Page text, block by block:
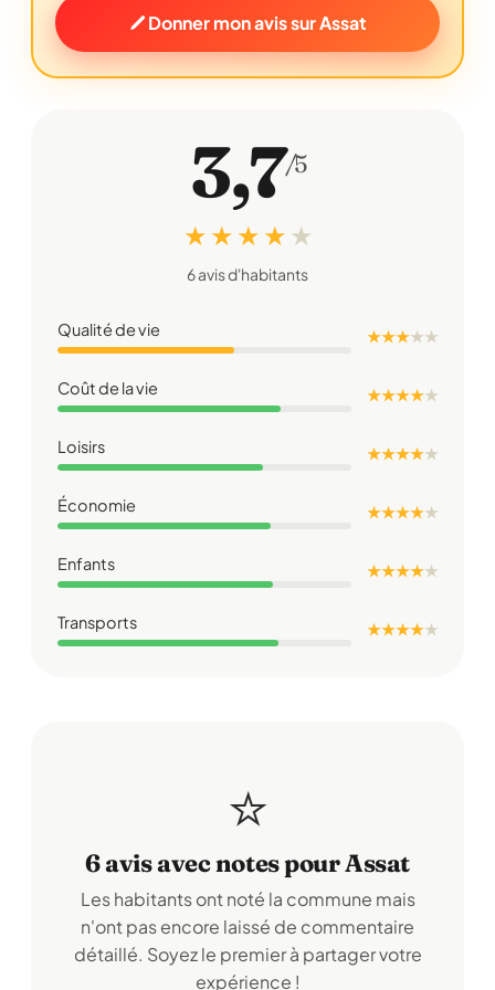
Donner mon avis sur Assat
3,7/5
★ ★ ★ ★ ★
6 avis d'habitants
Qualité de vie ★ ★ ★★★
Coût de la vie ★ ★ ★ ★★
Loisirs ★ ★ ★ ★★
Économie ★ ★ ★ ★★
Enfants ★ ★ ★ ★★
Transports ★ ★ ★ ★★
⭐
6 avis avec notes pour Assat
Les habitants ont noté la commune mais
n'ont pas encore laissé de commentaire
détaillé. Soyez le premier à partager votre
expérience !